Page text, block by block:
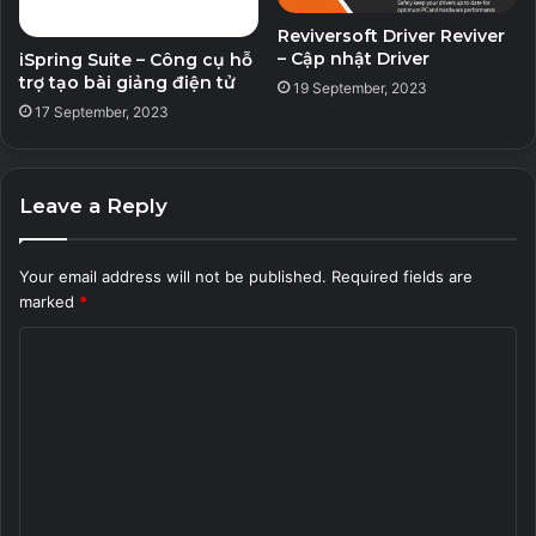
– Nơi bí mật
– Một nghiên cứu thú vị về mọi ngóc ngách của địa điểm
iSpring Suite – Công cụ hỗ
trợ tạo bài giảng điện tử
17 September, 2023
Reviversoft Driver Reviver
– Cập nhật Driver
19 September, 2023
Leave a Reply
Your email address will not be published. Required fields are
marked *